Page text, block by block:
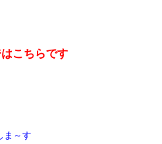
こちらです
ま～す